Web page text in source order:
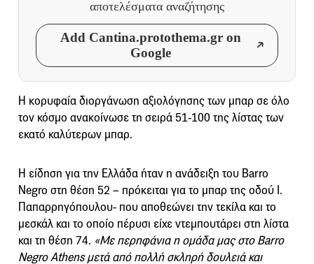
αποτελέσματα αναζήτησης
Add Cantina.protothema.gr on
Google
Η κορυφαία διοργάνωση αξιολόγησης των μπαρ σε όλο
τον κόσμο ανακοίνωσε τη σειρά 51-100 της λίστας των
εκατό καλύτερων μπαρ.
Η είδηση για την Ελλάδα ήταν η ανάδειξη του Barro
Negro στη θέση 52 – πρόκειται για το μπαρ της οδού Ι.
Παπαρρηγόπουλου- που αποθεώνει την τεκίλα και το
μεσκάλ και το οποίο πέρυσι είχε ντεμπουτάρει στη λίστα
και τη θέση 74. «Με περηφάνια η ομάδα μας στο Barro
Negro Athens μετά από πολλή σκληρή δουλειά και